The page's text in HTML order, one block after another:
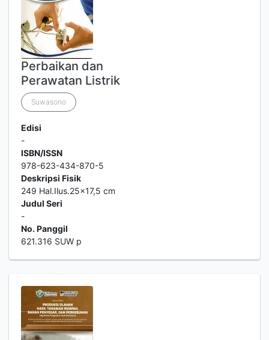
Perbaikan dan
Perawatan Listrik
Suwasono
Edisi
-
ISBN/ISSN
978-623-434-870-5
Deskripsi Fisik
249 Hal.Ilus.25x17,5 cm
Judul Seri
-
No. Panggil
621.316 SUW p